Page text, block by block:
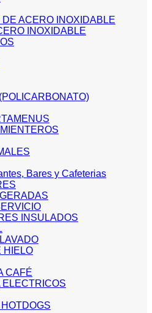
ACERO INOXIDABLE
INOXIDABLE
Bares y Cafeterias
INSULADOS
HIELO
CAFÉ
ELECTRICOS